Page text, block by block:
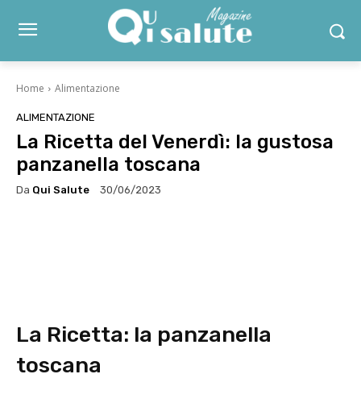
Home Alimentazione
ALIMENTAZIONE
La Ricetta del Venerdì: la gustosa
panzanella toscana
Da Qui Salute 30/06/2023
La Ricetta: la panzanella
toscana